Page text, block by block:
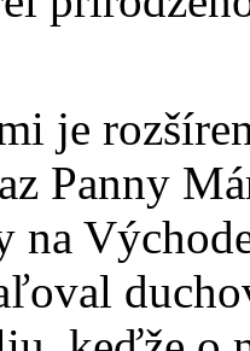
je
Panny
na